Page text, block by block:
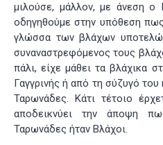
μιλούσε, μάλλον, με άνεση ο
οδηγηθούμε στην υπόθεση
γλώσσα των βλάχων
συναναστρεφόμενος τους
πάλι, είχε μάθει τα βλάχικα
Γαγγρινής ή από τη σύζυγό του
Ταρωνάδες. Κάτι τέτοιο
αποδεικνύει την άποψη
Ταρωνάδες ήταν Βλάχοι.